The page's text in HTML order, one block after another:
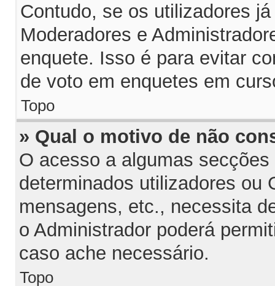
Contudo, se os utilizadores
Moderadores e
enquete. Isso é para evitar
de voto em enquetes em
Topo
» Qual o motivo de não
O acesso a algumas
determinados utilizadores ou
mensagens, etc., necessita
o Administrador poderá
caso ache necessário.
Topo